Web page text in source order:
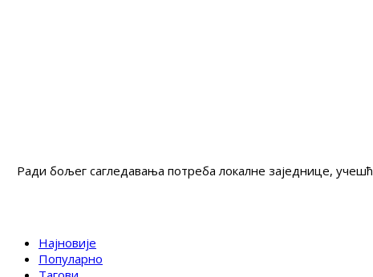
Ради бољег сагледавања потреба локалне заједнице,
Најновије
Популарно